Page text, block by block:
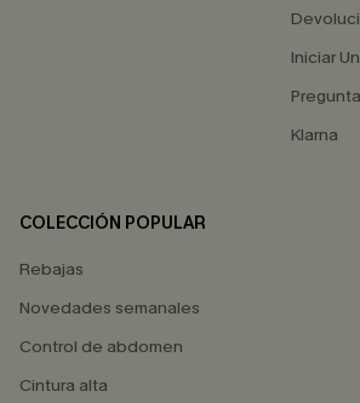
Iniciar
Klarna
COLECCIÓN POPULAR
Rebajas
Novedades semanales
Control de abdomen
Cintura alta